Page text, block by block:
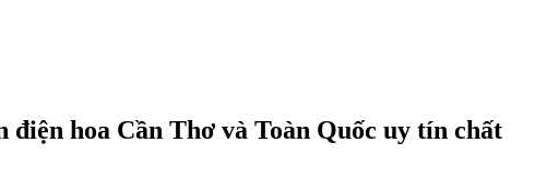
điện hoa Cần Thơ và Toàn Quốc uy tín chất